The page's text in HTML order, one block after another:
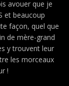
avouer que je
et beaucoup
façon, quel que
de mère-grand
y trouvent leur
les morceaux
!